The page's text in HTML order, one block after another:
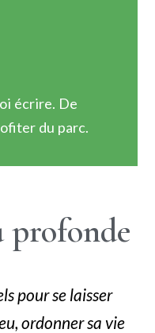
écrire. De
du parc.
profonde
pour se laisser
ordonner sa vie